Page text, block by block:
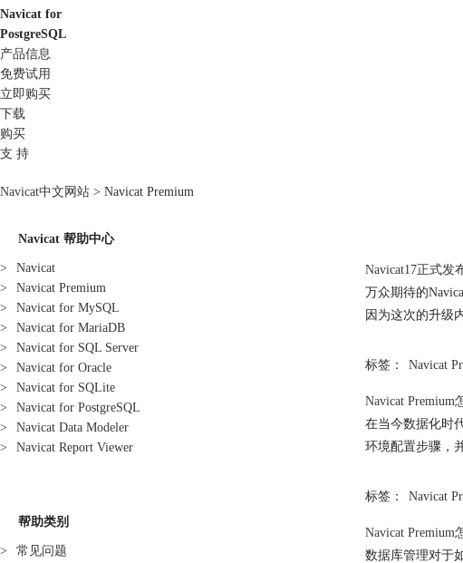
Navicat for
PostgreSQL
产品信息
免费试用
立即购买
下载
购买
支 持
Navicat中文网站 > Navicat Premium
Navicat 帮助中心
>
Navicat
>
Navicat Premium
>
Navicat for MySQL
>
Navicat for MariaDB
>
Navicat for SQL Server
>
Navicat for Oracle
>
Navicat for SQLite
>
Navicat for PostgreSQL
>
Navicat Data Modeler
>
Navicat Report Viewer
帮助类别
>
常见问题
Navicat17正式发
万众期待的
因为这次的升级
标签： Navicat
Navicat Premium
在当今数据化时
环境配置步骤，
标签： Navicat
Navicat Premium
数据库管理对于